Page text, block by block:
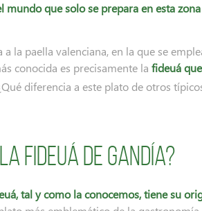
que solo se prepara en esta
la paella valenciana, en la que se
conocida es precisamente la fideuá
diferencia a este plato de otros
fideuá de Gandía?
tal y como la conocemos, tiene su